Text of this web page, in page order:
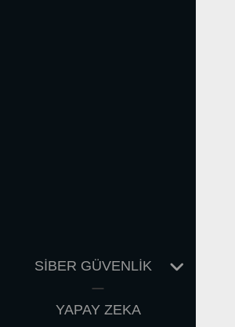
SİBER GÜVENLİK
EXPAND
YAPAY ZEKA